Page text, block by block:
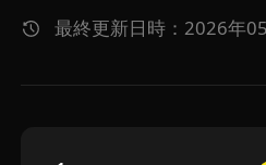
最終更新日時：2026年